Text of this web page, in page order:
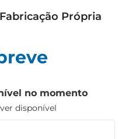
Própria
no momento
disponível